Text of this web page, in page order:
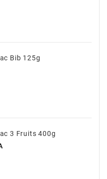
Bib 125g
3 Fruits 400g